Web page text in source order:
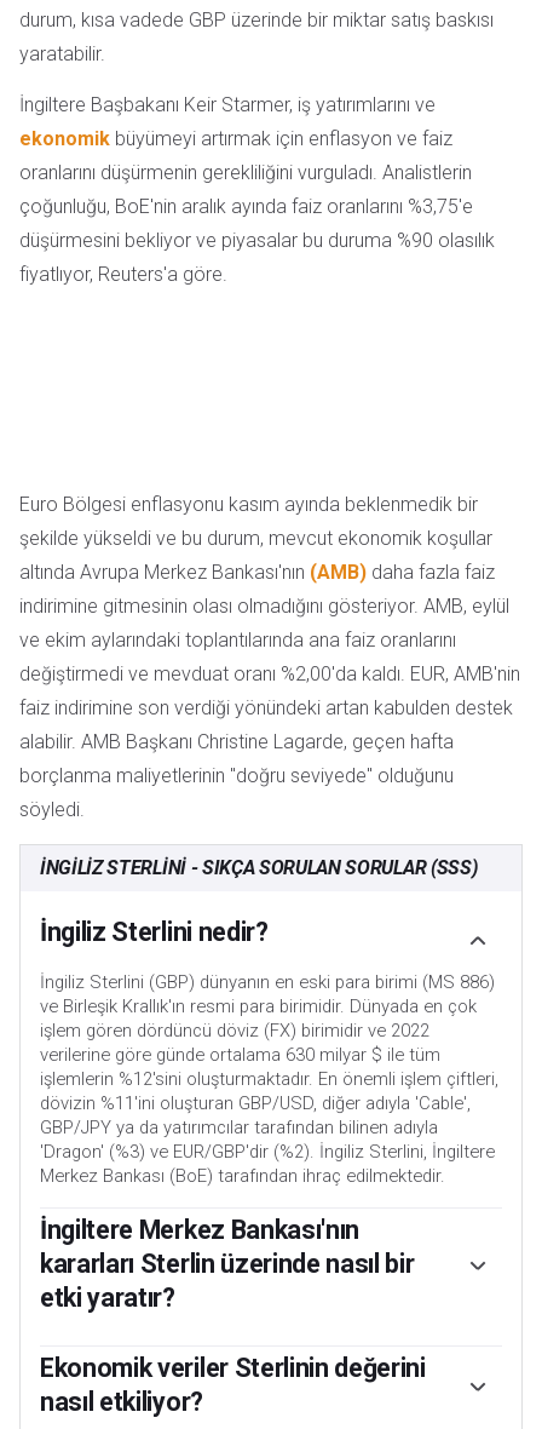
durum, kısa vadede GBP üzerinde bir miktar satış baskısı
yaratabilir.
İngiltere Başbakanı Keir Starmer, iş yatırımlarını ve
ekonomik büyümeyi artırmak için enflasyon ve faiz
oranlarını düşürmenin gerekliliğini vurguladı. Analistlerin
çoğunluğu, BoE'nin aralık ayında faiz oranlarını %3,75'e
düşürmesini bekliyor ve piyasalar bu duruma %90 olasılık
fiyatlıyor, Reuters'a göre.
Euro Bölgesi enflasyonu kasım ayında beklenmedik bir
şekilde yükseldi ve bu durum, mevcut ekonomik koşullar
altında Avrupa Merkez Bankası'nın (AMB) daha fazla faiz
indirimine gitmesinin olası olmadığını gösteriyor. AMB, eylül
ve ekim aylarındaki toplantılarında ana faiz oranlarını
değiştirmedi ve mevduat oranı %2,00'da kaldı. EUR, AMB'nin
faiz indirimine son verdiği yönündeki artan kabulden destek
alabilir. AMB Başkanı Christine Lagarde, geçen hafta
borçlanma maliyetlerinin "doğru seviyede" olduğunu
söyledi.
İNGILIZ STERLINI - SIKÇA SORULAN SORULAR (SSS)
İngiliz Sterlini nedir?
İngiliz Sterlini (GBP) dünyanın en eski para birimi (MS 886)
ve Birleşik Krallık'ın resmi para birimidir. Dünyada en çok
işlem gören dördüncü döviz (FX) birimidir ve 2022
verilerine göre günde ortalama 630 milyar $ ile tüm
işlemlerin %12'sini oluşturmaktadır. En önemli işlem çiftleri,
dövizin %11'ini oluşturan GBP/USD, diğer adıyla 'Cable',
GBP/JPY ya da yatırımcılar tarafından bilinen adıyla
'Dragon' (%3) ve EUR/GBP'dir (%2). İngiliz Sterlini, İngiltere
Merkez Bankası (BoE) tarafından ihraç edilmektedir.
İngiltere Merkez Bankası'nın
kararları Sterlin üzerinde nasıl bir
etki yaratır?
Merkez Bankası tarafından belirlenen para politikasıdır. BoE
kararlarını, birincil hedefi olan %2 civarında istikrarlı bir
enflasyon oranı olan “fiyat istikrarına” ulaşıp ulaşmadığına
Ekonomik veriler Sterlinin değerini
nasıl etkiliyor?